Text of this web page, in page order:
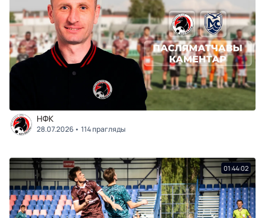
НФК
28.07.2026 114 прагляды
01:44:02